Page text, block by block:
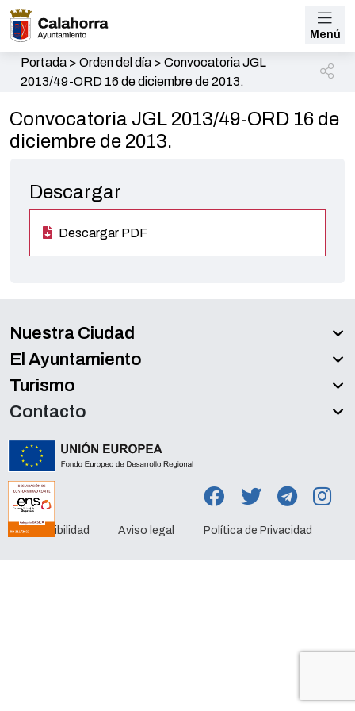
Menú
Portada> Orden del día> Convocatoria JGL
2013/49-ORD 16 de diciembre de 2013.
Convocatoria JGL 2013/49-ORD 16 de
diciembre de 2013.
Descargar
Descargar PDF
Nuestra Ciudad
El Ayuntamiento
Turismo
Contacto
Accesibilidad Aviso legal Política de Privacidad